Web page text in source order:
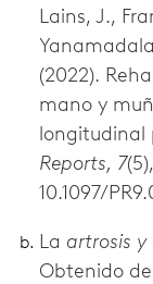
Lains, J.,
(2022).
mano y
longitudinal
Reports, 7
10.1097/
La artrosis y
Obtenido de